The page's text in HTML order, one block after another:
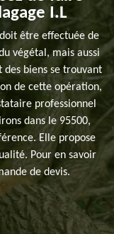
I.L
être effectuée de
végétal, mais aussi
biens se trouvant
de cette opération,
professionnel
dans le 95500,
Elle propose
Pour en savoir
de devis.